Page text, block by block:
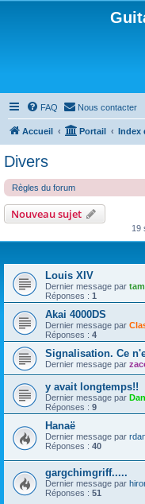
FAQ Nous contacter
Accueil Portail Index
Divers
Règles du forum
Nouveau sujet
19
Louis XIV
Dernier message par
Réponses : 1
Akai 4000DS
Dernier message par
Réponses : 4
Signalisation. Ce
Dernier message par
y avait longtemps!!
Dernier message par
Réponses : 9
Hanaë
Dernier message par
Réponses : 40
gargchimgriff.....
Dernier message par
Réponses : 51